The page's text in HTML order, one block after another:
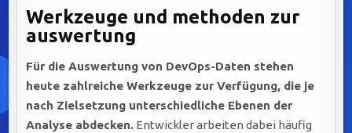
Werkzeuge und methoden zur
auswertung
Für die Auswertung von DevOps-Daten stehen
heute zahlreiche Werkzeuge zur Verfügung, die je
nach Zielsetzung unterschiedliche Ebenen der
Analyse abdecken. Entwickler arbeiten dabei häufig